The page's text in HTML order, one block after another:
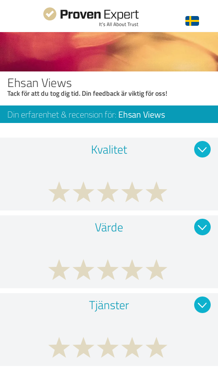
Ehsan Views
Tack för att du tog dig tid. Din feedback är viktig för oss!
Din erfarenhet & recension för: Ehsan Views
Kvalitet
Värde
Tjänster